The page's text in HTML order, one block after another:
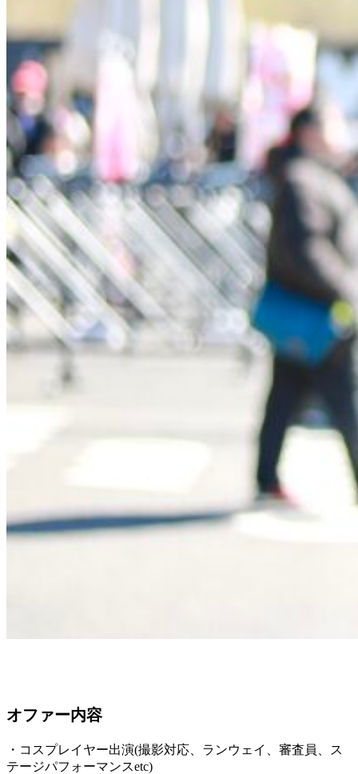
オファー内容
・コスプレイヤー出演(撮影対応、ランウェイ、審査員、ス
テージパフォーマンスetc)